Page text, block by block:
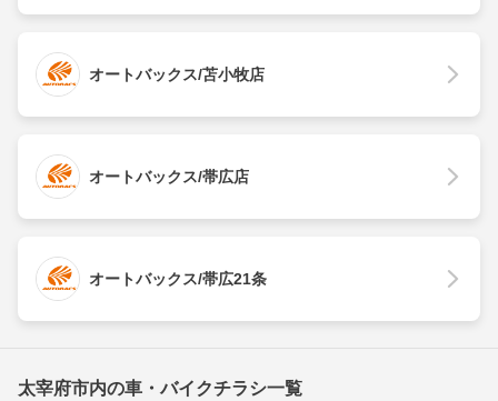
オートバックス/苫小牧店
オートバックス/帯広店
オートバックス/帯広21条
太宰府市内の車・バイクチラシ一覧